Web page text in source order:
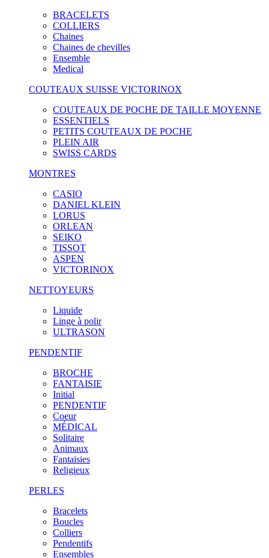
BRACELETS
COLLIERS
Chaines
Chaines de chevilles
Ensemble
Medical
COUTEAUX SUISSE VICTORINOX
COUTEAUX DE POCHE DE TAILLE MOYENNE
ESSENTIELS
PETITS COUTEAUX DE POCHE
PLEIN AIR
SWISS CARDS
MONTRES
CASIO
DANIEL KLEIN
LORUS
ORLEAN
SEIKO
TISSOT
ASPEN
VICTORINOX
NETTOYEURS
Liquide
Linge à polir
ULTRASON
PENDENTIF
BROCHE
FANTAISIE
Initial
PENDENTIF
Coeur
MÉDICAL
Solitaire
Animaux
Fantaisies
Religieux
PERLES
Bracelets
Boucles
Colliers
Pendentifs
Ensembles